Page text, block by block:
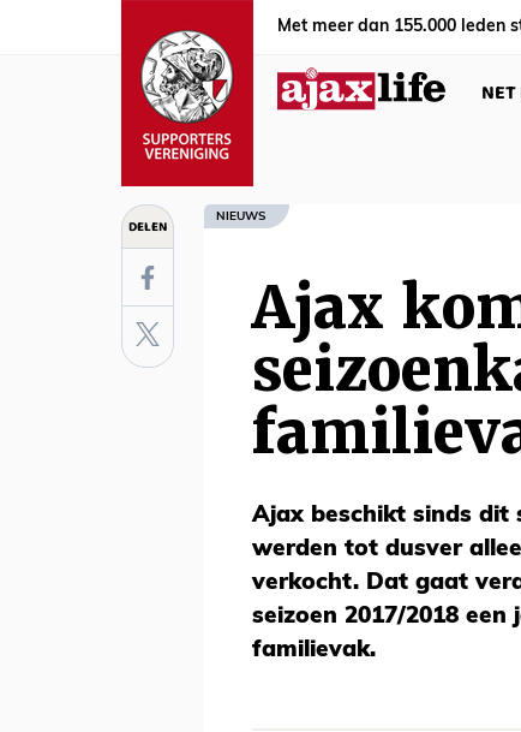
Met meer dan 155.000 leden
DELEN NIEUWS
Ajax
Ajax beschikt sinds dit
werden tot dusver
verkocht. Dat gaat
seizoen 2017/2018
familievak.